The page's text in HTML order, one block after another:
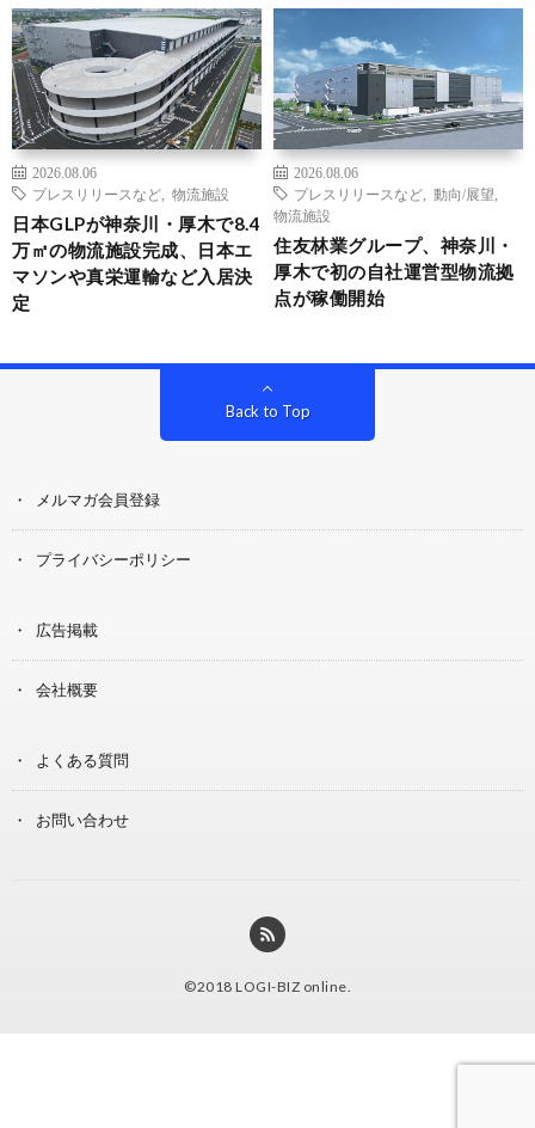
2026.08.06
プレスリリースなど
物流施設
日本GLPが神奈川・厚木で8.4
万㎡の物流施設完成、日本エ
マソンや真栄運輸など入居決
定
2026.08.06
プレスリリースなど
動向/展望
物流施設
住友林業グループ、神奈川・
厚木で初の自社運営型物流拠
点が稼働開始
Back to Top
メルマガ会員登録
プライバシーポリシー
広告掲載
会社概要
よくある質問
お問い合わせ
©2018 LOGI-BIZ online